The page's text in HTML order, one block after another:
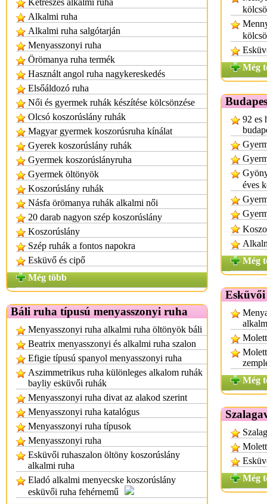
Kétrészes alkalmi ruha
Alkalmi ruha
Alkalmi ruha salgótarján
Menyasszonyi ruha
Örömanya ruha termék
Használt angol ruha nagykereskedés
Elsőáldozó ruha
Női és gyermek ruhák készítése kölcsönzése
Olcsó koszorúslány ruhák
Magyar gyermek koszorúsruha kínálat
Gyerek koszorúslány ruhák
Gyermek koszorúslányruha
Gyermek öltönyök
Koszorúslány ruhák
Násfa örömanya ruhák alkalmi női
20 darab nagyon szép koszorúslány
Koszorúslány
Szép ruhák a fontos napokra
Esküvő és cipő
Még több
Báli ruha típusú menyasszonyi ruha
Menyasszonyi ruha alkalmi ruha öltönyök báli
Beatrix menyasszonyi és alkalmi ruha szalon
Efigie típusú spanyol menyasszonyi ruha
Aszimmetrikus ruha különleges alkalom ruhák
bayliy esküvői ruhák
Menyasszonyi ruha divat az alakod szerint
Menyasszonyi ruha katalógus
Menyasszonyi ruha típusok
Menyasszonyi ruha
Esküvői ruhaszalon öltöny koszorúslány
alkalmi ruha
Eladó alkalmi menyecske koszorúslány
esküvői ruha fehérnemű
Még
92 es
éves
Még
Esküvői
Még
Még